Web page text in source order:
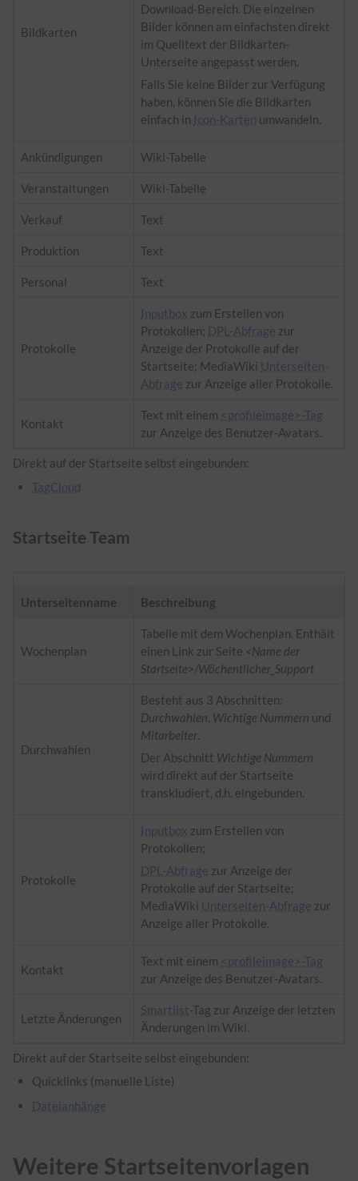
Bildkarten
Download-Bereich. Die einzelnen
Bilder können am einfachsten direkt
im Quelltext der Bildkarten-
Unterseite angepasst werden.
Falls Sie keine Bilder zur Verfügung
haben, können Sie die Bildkarten
einfach in Icon-Karten umwandeln.
Ankündigungen Wiki-Tabelle
Veranstaltungen Wiki-Tabelle
Verkauf Text
Produktion Text
Personal Text
Protokolle
Inputbox zum Erstellen von
Protokollen; DPL-Abfrage zur
Anzeige der Protokolle auf der
Startseite; MediaWiki Unterseiten-
Abfrage zur Anzeige aller Protokolle.
Kontakt
Text mit einem <profileimage>-Tag
zur Anzeige des Benutzer-Avatars.
Direkt auf der Startseite selbst eingebunden:
TagCloud
Startseite Team
Unterseitenname Beschreibung
Wochenplan
Tabelle mit dem Wochenplan. Enthält
einen Link zur Seite <Name der
Startseite>/Wöchentlicher_Support
Durchwahlen
Besteht aus 3 Abschnitten:
Durchwahlen, Wichtige Nummern und
Mitarbeiter.
Der Abschnitt Wichtige Nummern
wird direkt auf der Startseite
transkludiert, d.h. eingebunden.
Protokolle
Inputbox zum Erstellen von
Protokollen;
DPL-Abfrage zur Anzeige der
Protokolle auf der Startseite;
MediaWiki Unterseiten-Abfrage zur
Anzeige aller Protokolle.
Kontakt
Text mit einem <profileimage>-Tag
zur Anzeige des Benutzer-Avatars.
Letzte Änderungen
Smartlist-Tag zur Anzeige der letzten
Änderungen im Wiki.
Direkt auf der Startseite selbst eingebunden:
Quicklinks (manuelle Liste)
Dateianhänge
Weitere Startseitenvorlagen